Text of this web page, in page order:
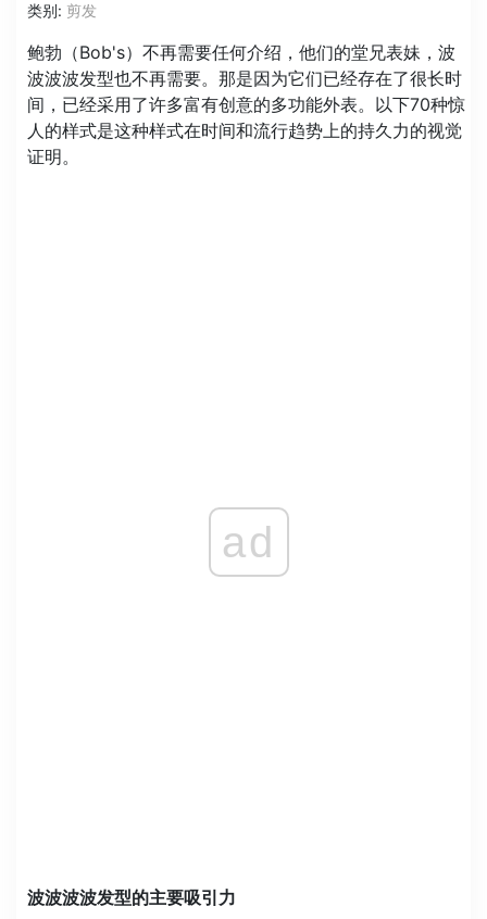
类别: 剪发
鲍勃（Bob's）不再需要任何介绍，他们的堂兄表妹，波
波波波发型也不再需要。那是因为它们已经存在了很长时
间，已经采用了许多富有创意的多功能外表。以下70种惊
人的样式是这种样式在时间和流行趋势上的持久力的视觉
证明。
ad
波波波波发型的主要吸引力